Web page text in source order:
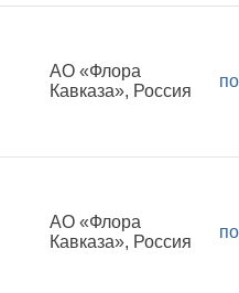
АО «Флора
Кавказа», Россия
АО «Флора
Кавказа», Россия